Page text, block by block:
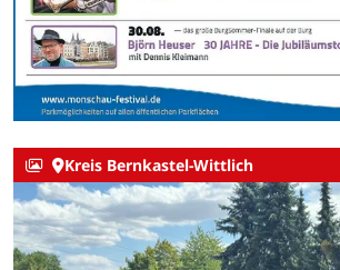
Kreis Bernkastel-Wittlich